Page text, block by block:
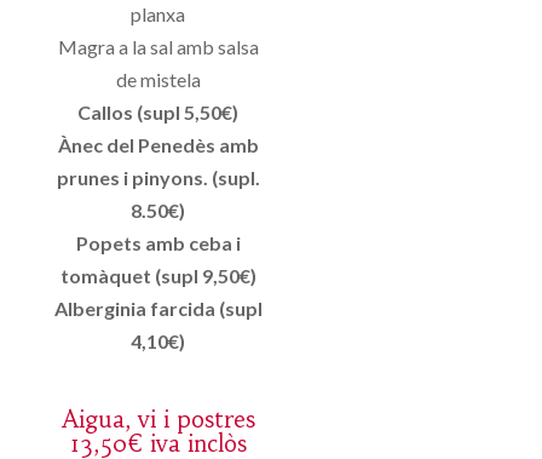
planxa
Magra a la sal amb salsa
de mistela
Callos (supl 5,50€)
Ànec del Penedès amb
prunes i pinyons. (supl.
8.50€)
Popets amb ceba i
tomàquet (supl 9,50€)
Alberginia farcida (supl
4,10€)
Aigua, vi i postres
13,50€ iva inclòs